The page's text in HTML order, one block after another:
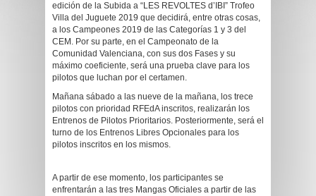
edición de la Subida a “LES REVOLTES d’IBI” Trofeo
Villa del Juguete 2019 que decidirá, entre otras cosas,
a los Campeones 2019 de las Categorías 1 y 3 del
CEM. Por su parte, en el Campeonato de la
Comunidad Valenciana, con sus dos Fases y su
máximo coeficiente, será una prueba clave para los
pilotos que luchan por el certamen.
Mañana sábado a las nueve de la mañana, los trece
pilotos con prioridad RFEdA inscritos, realizarán los
Entrenos de Pilotos Prioritarios. Posteriormente, será el
turno de los Entrenos Libres Opcionales para los
pilotos inscritos en los mismos.
A partir de ese momento, los participantes se
enfrentarán a las tres Mangas Oficiales a partir de las